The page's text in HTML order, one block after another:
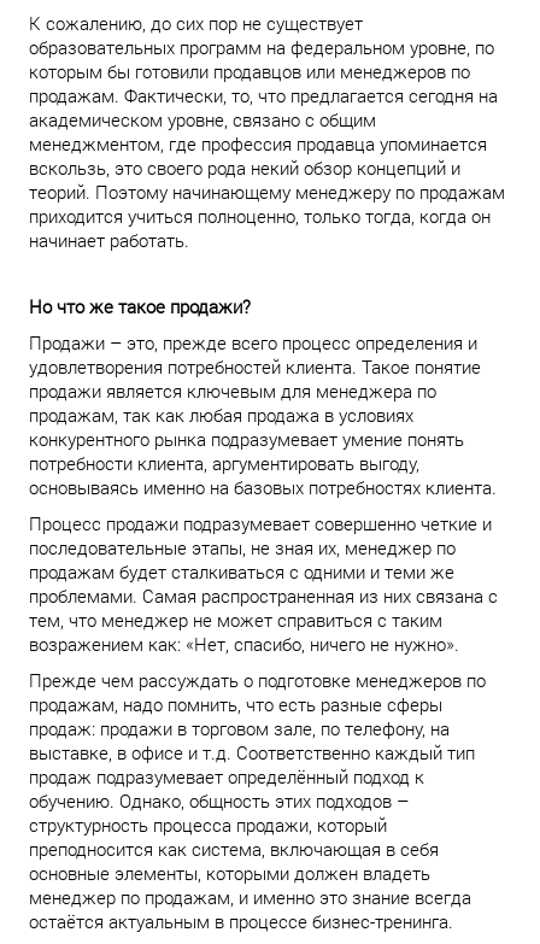
К сожалению, до сих пор не существует
образовательных программ на федеральном уровне, по
которым бы готовили продавцов или менеджеров по
продажам. Фактически, то, что предлагается сегодня на
академическом уровне, связано с общим
менеджментом, где профессия продавца упоминается
вскользь, это своего рода некий обзор концепций и
теорий. Поэтому начинающему менеджеру по продажам
приходится учиться полноценно, только тогда, когда он
начинает работать.
Но что же такое продажи?
Продажи – это, прежде всего процесс определения и
удовлетворения потребностей клиента. Такое понятие
продажи является ключевым для менеджера по
продажам, так как любая продажа в условиях
конкурентного рынка подразумевает умение понять
потребности клиента, аргументировать выгоду,
основываясь именно на базовых потребностях клиента.
Процесс продажи подразумевает совершенно четкие и
последовательные этапы, не зная их, менеджер по
продажам будет сталкиваться с одними и теми же
проблемами. Самая распространенная из них связана с
тем, что менеджер не может справиться с таким
возражением как: «Нет, спасибо, ничего не нужно».
Прежде чем рассуждать о подготовке менеджеров по
продажам, надо помнить, что есть разные сферы
продаж: продажи в торговом зале, по телефону, на
выставке, в офисе и т.д. Соответственно каждый тип
продаж подразумевает определённый подход к
обучению. Однако, общность этих подходов –
структурность процесса продажи, который
преподносится как система, включающая в себя
основные элементы, которыми должен владеть
менеджер по продажам, и именно это знание всегда
остаётся актуальным в процессе бизнес-тренинга.